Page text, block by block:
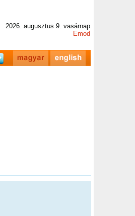
2026. augusztus 9. vasárnap
Emod